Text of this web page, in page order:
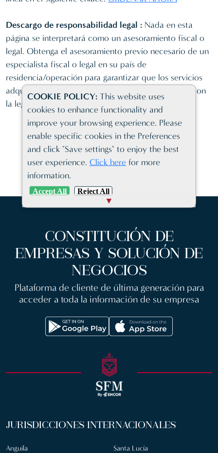
Descargo de responsabilidad legal : Nada en esta
página se interpretará como un asesoramiento fiscal o
legal. Obtenga el asesoramiento previo necesario de un
especialista fiscal o legal en su país de
residencia/operación para garantizar que los servicios
adquiridos a través de SFM se utilicen de acuerdo con
la legislación aplicable.
INICIAR LA CREACIÓN DE MI EMPRESA
CONSTITUCIÓN DE
EMPRESAS Y SOLUCIÓN DE
NEGOCIOS
Plataforma de cliente de última generación para
acceder a toda la información de su empresa
JURISDICCIONES INTERNACIONALES
Anguila
Santa Lucía
COOKIE POLICY: This website uses
cookies to enhance functionality and
improve your browsing experience. Please
enable specific cookies in the Preferences
and click "Save settings" to enjoy the best
user experience. Click herefor more
information.
Accept All Reject All